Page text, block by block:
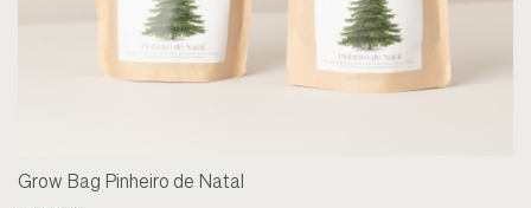
Grow Bag Pinheiro de Natal